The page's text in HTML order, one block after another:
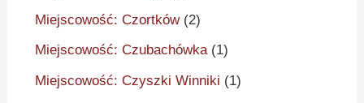
Miejscowość: Czortków(2)
Miejscowość: Czubachówka(1)
Miejscowość: Czyszki Winniki (1)